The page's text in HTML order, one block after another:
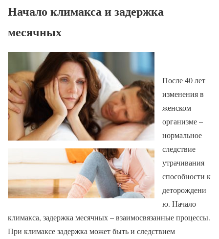
Начало климакса и задержка
месячных
После 40 лет
изменения в
женском
организме –
нормальное
следствие
утрачивания
способности к
деторождени
ю. Начало
климакса, задержка месячных – взаимосвязанные процессы.
При климаксе задержка может быть и следствием